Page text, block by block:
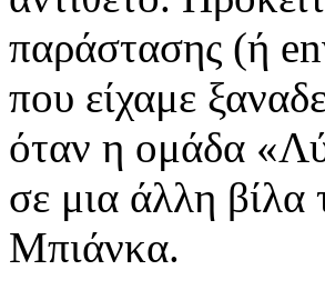
παράστασης (ή
που είχαμε
όταν η ομάδα
σε μια άλλη
Μπιάνκα.